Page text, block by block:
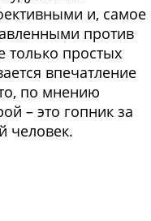
и, самое
против
только простых
впечатление
по мнению
– это гопник за
человек.